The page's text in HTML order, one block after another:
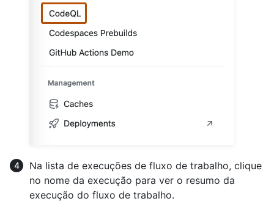
Na lista de execuções de fluxo de trabalho, clique
no nome da execução para ver o resumo da
execução do fluxo de trabalho.